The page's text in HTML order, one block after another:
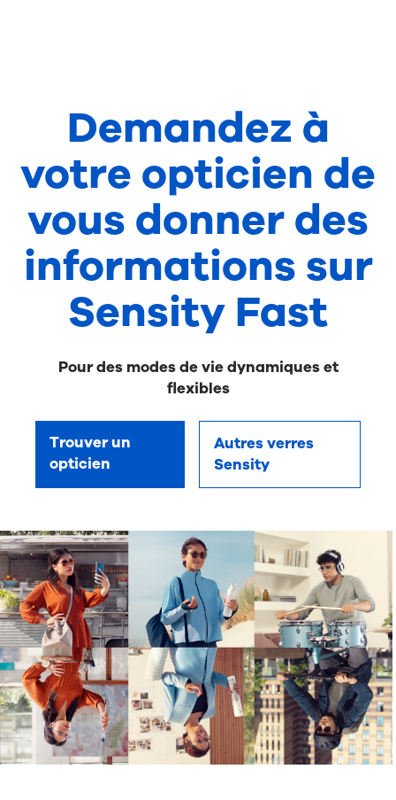
Demandez à
votre opticien de
vous donner des
informations sur
Sensity Fast
Pour des modes de vie dynamiques et
flexibles
Trouver un
opticien
Autres verres
Sensity